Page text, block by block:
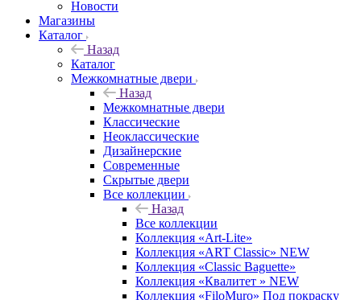
Новости
Магазины
Каталог
Назад
Каталог
Межкомнатные двери
Назад
Межкомнатные двери
Классические
Неоклассические
Дизайнерские
Современные
Скрытые двери
Все коллекции
Назад
Все коллекции
Коллекция «Art-Lite»
Коллекция «ART Classic» NEW
Коллекция «Classic Baguette»
Коллекция «Квалитет » NEW
Коллекция «FiloMuro» Под покраску